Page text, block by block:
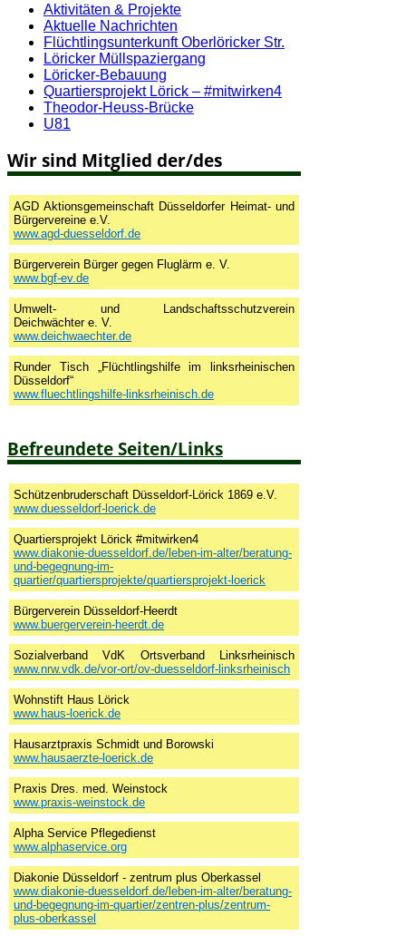
Aktivitäten & Projekte
Aktuelle Nachrichten
Flüchtlingsunterkunft Oberlöricker Str.
Löricker Müllspaziergang
Löricker-Bebauung
Quartiersprojekt Lörick – #mitwirken4
Theodor-Heuss-Brücke
U81
Wir sind Mitglied der/des
AGD Aktionsgemeinschaft Düsseldorfer Heimat- und
Bürgervereine e.V.
www.agd-duesseldorf.de
Bürgerverein Bürger gegen Fluglärm e. V.
www.bgf-ev.de
Umwelt- und Landschaftsschutzverein
Deichwächter e. V.
www.deichwaechter.de
Runder Tisch „Flüchtlingshilfe im linksrheinischen
Düsseldorf“
www.fluechtlingshilfe-linksrheinisch.de
Befreundete Seiten/Links
Schützenbruderschaft Düsseldorf-Lörick 1869 e.V.
www.duesseldorf-loerick.de
Quartiersprojekt Lörick #mitwirken4
www.diakonie-duesseldorf.de/leben-im-alter/beratung-
und-begegnung-im-
quartier/quartiersprojekte/quartiersprojekt-loerick
Bürgerverein Düsseldorf-Heerdt
www.buergerverein-heerdt.de
Sozialverband VdK Ortsverband Linksrheinisch
www.nrw.vdk.de/vor-ort/ov-duesseldorf-linksrheinisch
Wohnstift Haus Lörick
www.haus-loerick.de
Hausarztpraxis Schmidt und Borowski
www.hausaerzte-loerick.de
Praxis Dres. med. Weinstock
www.praxis-weinstock.de
Alpha Service Pflegedienst
www.alphaservice.org
Diakonie Düsseldorf - zentrum plus Oberkassel
www.diakonie-duesseldorf.de/leben-im-alter/beratung-
und-begegnung-im-quartier/zentren-plus/zentrum-
plus-oberkassel